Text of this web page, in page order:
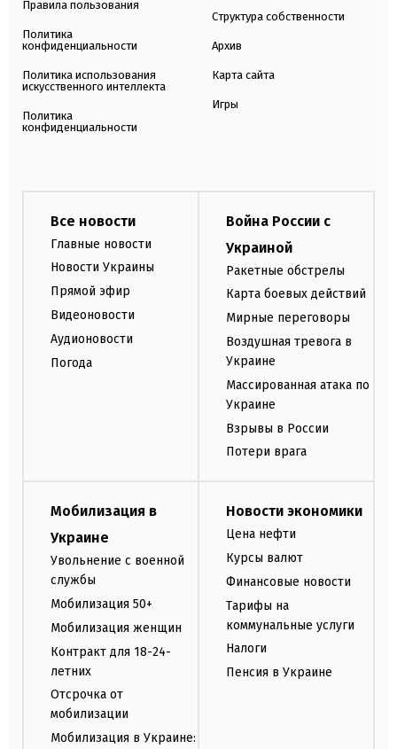
Правила пользования
Политика
конфиденциальности
Политика использования
искусственного интеллекта
Политика
конфиденциальности
Структура собственности
Архив
Карта сайта
Игры
Все новости
Главные новости
Новости Украины
Прямой эфир
Видеоновости
Аудионовости
Погода
Война России с
Украиной
Ракетные обстрелы
Карта боевых действий
Мирные переговоры
Воздушная тревога в
Украине
Массированная атака по
Украине
Взрывы в России
Потери врага
Мобилизация в
Украине
Увольнение с военной
службы
Мобилизация 50+
Мобилизация женщин
Контракт для 18-24-
летних
Отсрочка от
мобилизации
Мобилизация в Украине:
Новости экономики
Цена нефти
Курсы валют
Финансовые новости
Тарифы на
коммунальные услуги
Налоги
Пенсия в Украине